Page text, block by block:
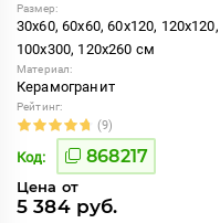
Размер:
30x60, 60x60, 60x120, 120x120,
100x300, 120x260 см
Материал:
Керамогранит
Рейтинг:
(9)
Код: 868217
Цена от
5 384 руб.